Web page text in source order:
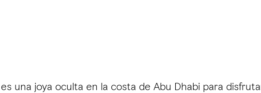
es una joya oculta en la costa de Abu Dhabi para